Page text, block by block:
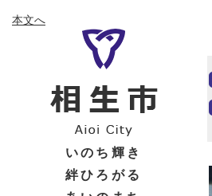
ー
ニ
本文へ
いのち輝き
絆ひろがる